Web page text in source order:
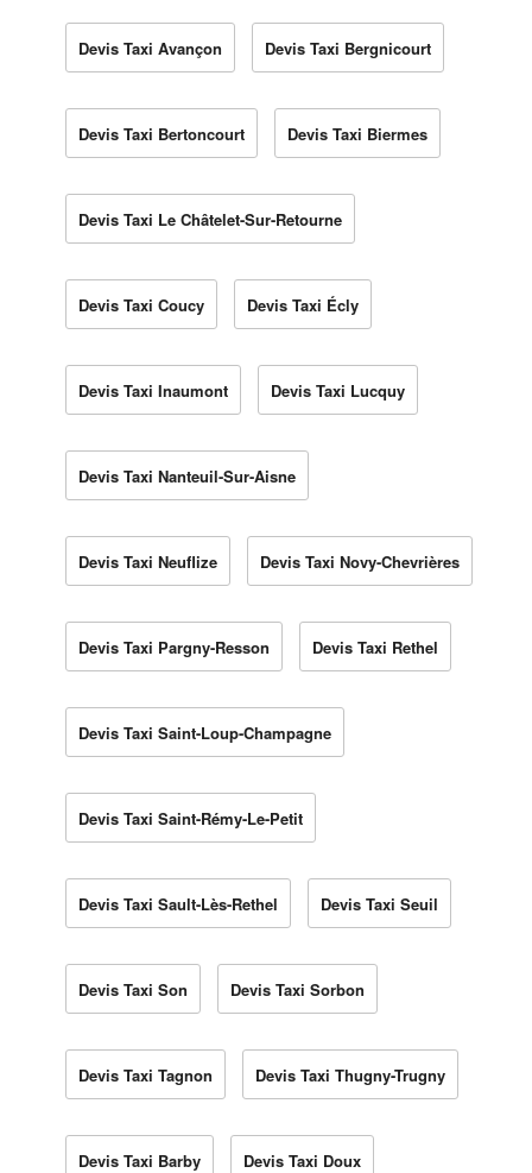
Devis Taxi Avançon Devis Taxi Bergnicourt
Devis Taxi Bertoncourt Devis Taxi Biermes
Devis Taxi Le Châtelet-Sur-Retourne
Devis Taxi Coucy Devis Taxi Écly
Devis Taxi Inaumont Devis Taxi Lucquy
Devis Taxi Nanteuil-Sur-Aisne
Devis Taxi Neuflize Devis Taxi Novy-Chevrières
Devis Taxi Pargny-Resson Devis Taxi Rethel
Devis Taxi Saint-Loup-Champagne
Devis Taxi Saint-Rémy-Le-Petit
Devis Taxi Sault-Lès-Rethel Devis Taxi Seuil
Devis Taxi Son Devis Taxi Sorbon
Devis Taxi Tagnon Devis Taxi Thugny-Trugny
Devis Taxi Barby Devis Taxi Doux